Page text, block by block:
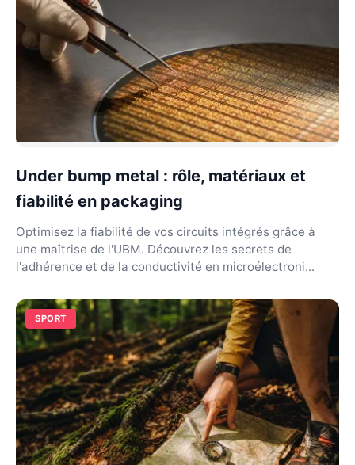
Under bump metal : rôle, matériaux et
fiabilité en packaging
Optimisez la fiabilité de vos circuits intégrés grâce à
une maîtrise de l'UBM. Découvrez les secrets de
l'adhérence et de la conductivité en microélectroni...
SPORT